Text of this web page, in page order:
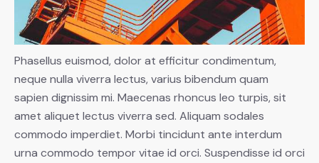
Phasellus euismod, dolor at efficitur condimentum,
neque nulla viverra lectus, varius bibendum quam
sapien dignissim mi. Maecenas rhoncus leo turpis, sit
amet aliquet lectus viverra sed. Aliquam sodales
commodo imperdiet. Morbi tincidunt ante interdum
urna commodo tempor vitae id orci. Suspendisse id orci